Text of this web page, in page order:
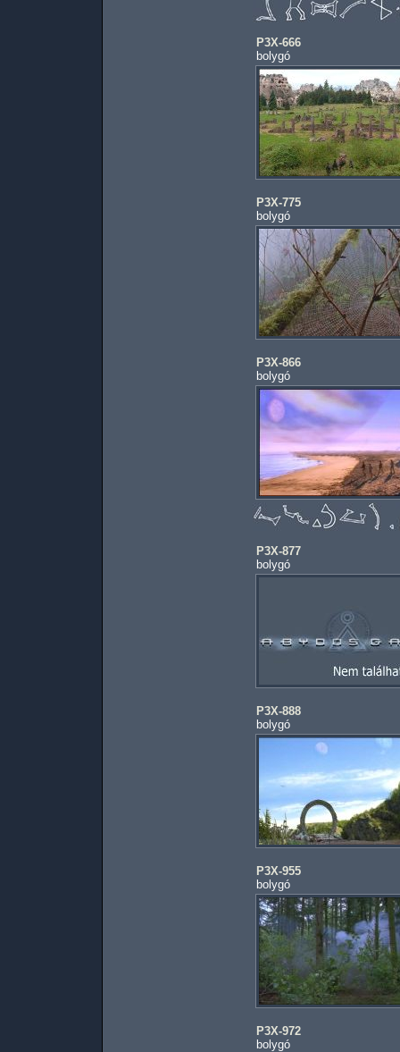
P3X-666
bolygó
P3X-775
bolygó
P3X-866
bolygó
P3X-877
bolygó
P3X-888
bolygó
P3X-955
bolygó
P3X-972
bolygó